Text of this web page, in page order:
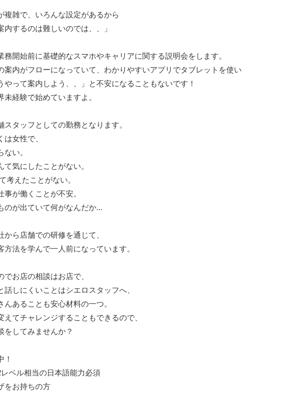
複雑で、いろんな設定があるから
するのは難しいのでは、、」
務開始前に基礎的なスマホやキャリアに関する説明会をします。
案内がフローになっていて、わかりやすいアプリでタブレットを使い
やって案内しよう、、」と不安になることもないです！
未経験で始めていますよ。
スタッフとしての勤務となります。
女性で、
ない。
て気にしたことがない。
考えたことがない。
事が働くことが不安。
のが出ていて何がなんだか...
から店舗での研修を通じて、
方法を学んで一人前になっています。
でお店の相談はお店で、
話しにくいことはシエロスタッフへ、
んあることも安心材料の一つ。
えてチャレンジすることもできるので、
をしてみませんか？
！
ベル相当の日本語能力必須
をお持ちの方